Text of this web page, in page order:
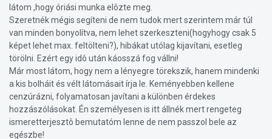
látom ,hogy óriási munka elôzte meg.
Szeretnék mégis segíteni de nem tudok mert szerintem már túl
van minden bonyolítva, nem lehet szerkeszteni(hogyhogy csak 5
képet lehet max. feltölteni?), hibákat utólag kijavítani, esetleg
törölni. Ezért egy idô után káosszá fog vállni!
Már most látom, hogy nem a lényegre törekszik, hanem mindenki
a kis bolháit és vélt látomásait írja le. Keményebben kellene
cenzúrázni, folyamatosan javítani a különben érdekes
hozzászólásokat. Én személyesen is itt állnék mert rengeteg
ismeretterjesztô bemutatóm lenne de nem passzol bele az
egészbe!